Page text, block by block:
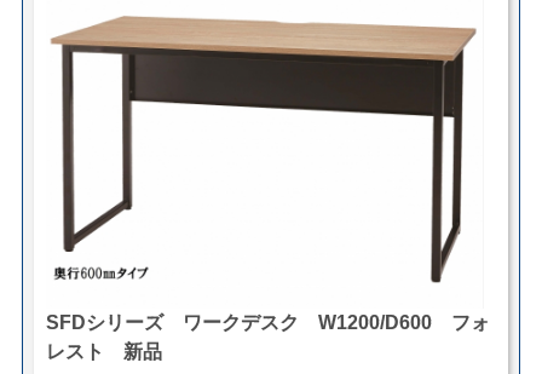
SFDシリーズ ワークデスク W1200/D600 フォ
レスト 新品